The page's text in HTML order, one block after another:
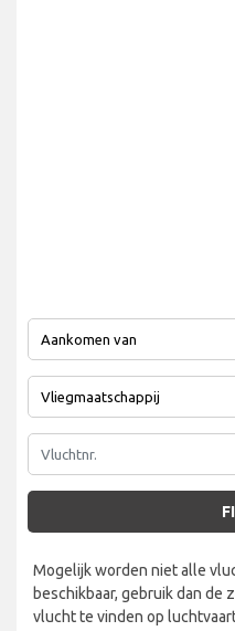
Mogelijk worden niet alle
beschikbaar, gebruik dan de
vlucht te vinden op